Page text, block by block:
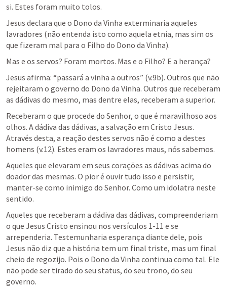
si. Estes foram muito tolos.
Jesus declara que o Dono da Vinha exterminaria aqueles
lavradores (não entenda isto como aquela etnia, mas sim os
que fizeram mal para o Filho do Dono da Vinha).
Mas e os servos? Foram mortos. Mas e o Filho? E a herança?
Jesus afirma: “passará a vinha a outros” (v.9b). Outros que não
rejeitaram o governo do Dono da Vinha. Outros que receberam
as dádivas do mesmo, mas dentre elas, receberam a superior.
Receberam o que procede do Senhor, o que é maravilhoso aos
olhos. A dádiva das dádivas, a salvação em Cristo Jesus.
Através desta, a reação destes servos não é como a destes
homens (v.12). Estes eram os lavradores maus, nós sabemos.
Aqueles que elevaram em seus corações as dádivas acima do
doador das mesmas. O pior é ouvir tudo isso e persistir,
manter-se como inimigo do Senhor. Como um idolatra neste
sentido.
Aqueles que receberam a dádiva das dádivas, compreenderiam
o que Jesus Cristo ensinou nos versículos 1-11 e se
arrependeria. Testemunharia esperança diante dele, pois
Jesus não diz que a história tem um final triste, mas um final
cheio de regozijo. Pois o Dono da Vinha continua como tal. Ele
não pode ser tirado do seu status, do seu trono, do seu
governo.